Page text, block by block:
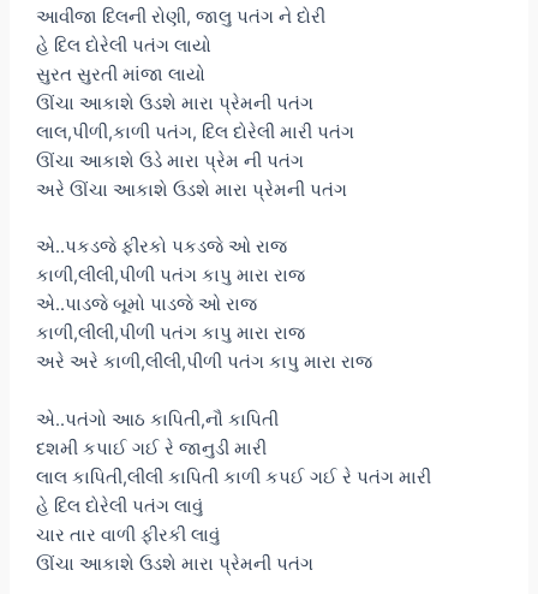
આવીજા દિલની રોણી, જાલુ પતંગ ને દોરી
હે દિલ દોરેલી પતંગ લાયો
સુરત સુરતી માંજા લાયો
ઊંચા આકાશે ઉડશે મારા પ્રેમની પતંગ
લાલ,પીળી,કાળી પતંગ, દિલ દોરેલી મારી પતંગ
ઊંચા આકાશે ઉડે મારા પ્રેમ ની પતંગ
અરે ઊંચા આકાશે ઉડશે મારા પ્રેમની પતંગ
એ..પકડજે ફીરકો પકડજે ઓ રાજ
કાળી,લીલી,પીળી પતંગ કાપુ મારા રાજ
એ..પાડજે બૂમો પાડજે ઓ રાજ
કાળી,લીલી,પીળી પતંગ કાપુ મારા રાજ
અરે અરે કાળી,લીલી,પીળી પતંગ કાપુ મારા રાજ
એ..પતંગો આઠ કાપિતી,નૌ કાપિતી
દશમી કપાઈ ગઈ રે જાનુડી મારી
લાલ કાપિતી,લીલી કાપિતી કાળી કપઈ ગઈ રે પતંગ મારી
હે દિલ દોરેલી પતંગ લાવું
ચાર તાર વાળી ફીરકી લાવું
ઊંચા આકાશે ઉડશે મારા પ્રેમની પતંગ